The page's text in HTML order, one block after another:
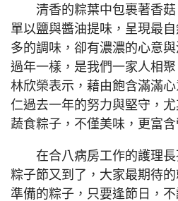
清香的粽葉中包裹著香菇
單以鹽與醬油提味，呈現最
多的調味，卻有濃濃的心意
過年一樣，是我們一家人相
林欣榮表示，藉由飽含滿滿
仁過去一年的努力與堅守，
蔬食粽子，不僅美味，更富含
在合八病房工作的護理長
粽子節又到了，大家最期待
準備的粽子，只要逢節日，